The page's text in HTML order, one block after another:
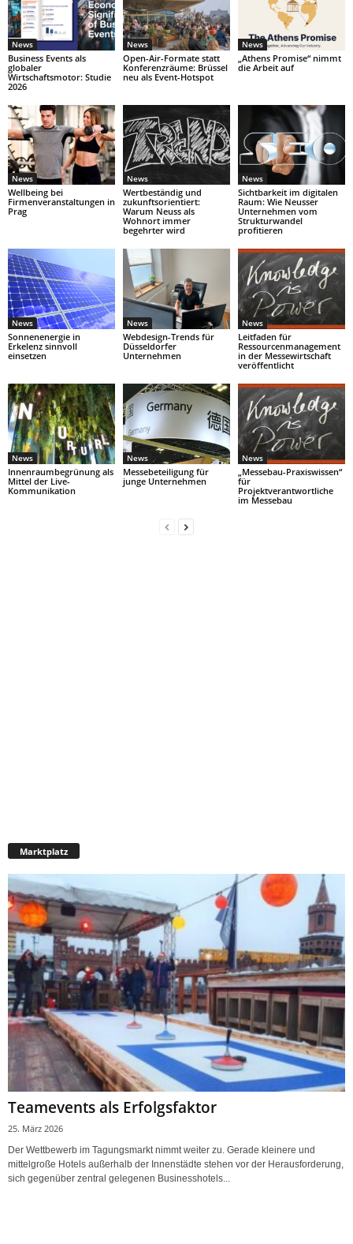
News
Business Events als
globaler
Wirtschaftsmotor: Studie
2026
News
Open-Air-Formate statt
Konferenzräume: Brüssel
neu als Event-Hotspot
News
„Athens Promise“ nimmt
die Arbeit auf
News
Wellbeing bei
Firmenveranstaltungen in
Prag
News
Wertbeständig und
zukunftsorientiert:
Warum Neuss als
Wohnort immer
begehrter wird
News
Sichtbarkeit im digitalen
Raum: Wie Neusser
Unternehmen vom
Strukturwandel
profitieren
News
Sonnenenergie in
Erkelenz sinnvoll
einsetzen
News
Webdesign-Trends für
Düsseldorfer
Unternehmen
News
Leitfaden für
Ressourcenmanagement
in der Messewirtschaft
veröffentlicht
News
Innenraumbegrünung als
Mittel der Live-
Kommunikation
News
Messebeteiligung für
junge Unternehmen
News
„Messebau-Praxiswissen“
für
Projektverantwortliche
im Messebau
Marktplatz
Teamevents als Erfolgsfaktor
25. März 2026
Der Wettbewerb im Tagungsmarkt nimmt weiter zu. Gerade kleinere und
mittelgroße Hotels außerhalb der Innenstädte stehen vor der Herausforderung,
sich gegenüber zentral gelegenen Businesshotels...